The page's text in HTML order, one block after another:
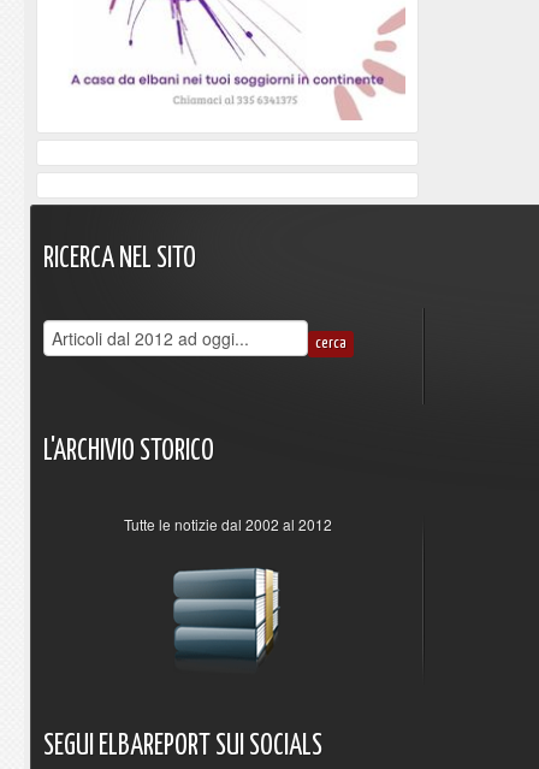
RICERCA NEL SITO
L'ARCHIVIO STORICO
Tutte le notizie dal 2002 al 2012
SEGUI ELBAREPORT SUI SOCIALS